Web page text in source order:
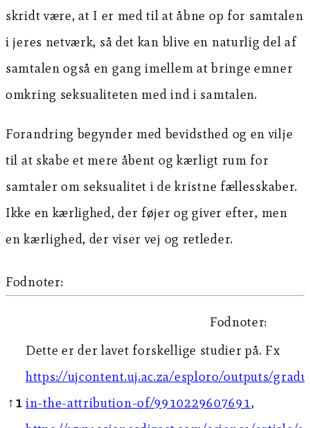
skridt være, at I er med til at åbne op for samtalen
i jeres netværk, så det kan blive en naturlig del af
samtalen også en gang imellem at bringe emner
omkring seksualiteten med ind i samtalen.
Forandring begynder med bevidsthed og en vilje
til at skabe et mere åbent og kærligt rum for
samtaler om seksualitet i de kristne fællesskaber.
Ikke en kærlighed, der føjer og giver efter, men
en kærlighed, der viser vej og retleder.
Fodnoter:
Fodnoter:
↑ 1
Dette er der lavet forskellige studier på. Fx
https://ujcontent.uj.ac.za/esploro/outputs/
in-the-attribution-of/9910229607691,